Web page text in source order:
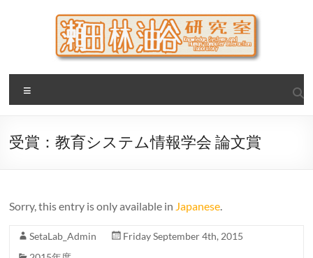
瀬田・林・油谷研究室
大阪公立大学 大学院 情報学研究科 学際情報学専攻 / 大阪府
立大学 理学部 情報数理科学科(大学院 理学系研究科 情報数理
受賞：教育システム情報学会 論文賞
Sorry, this entry is only available in Japanese.
SetaLab_Admin
Friday September 4th, 2015